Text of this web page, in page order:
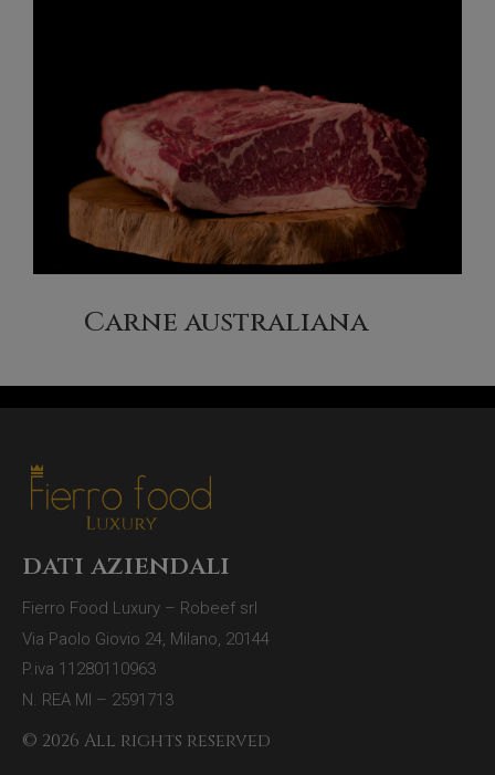
Carne australiana
dati aziendali
Fierro Food Luxury – Robeef srl
Via Paolo Giovio 24, Milano, 20144
P.iva 11280110963
N. REA MI – 2591713
© 2026 All rights reserved